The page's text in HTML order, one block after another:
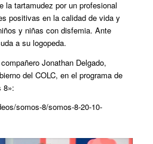
la tartamudez por un profesional
positivas en la calidad de vida y
y niñas con disfemia. Ante
a su logopeda.
Jonathan Delgado,
del COLC, en el programa de
8»:
somos-8/somos-8-20-10-